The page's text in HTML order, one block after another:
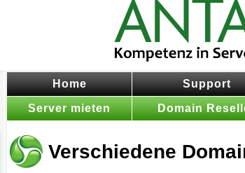
Home Support
Server mieten Domain
Verschiedene